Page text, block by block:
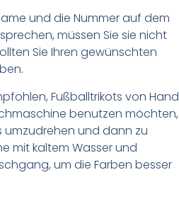
und die Nummer auf dem
müssen Sie sie nicht
Sie Ihren gewünschten
Fußballtrikots von Hand
benutzen möchten,
umzudrehen und dann zu
mit kaltem Wasser und
um die Farben besser